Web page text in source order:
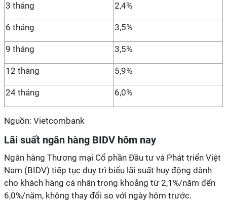
3 tháng 2,4%
6 tháng 3,5%
9 tháng 3,5%
12 tháng 5,9%
24 tháng 6,0%
Nguồn: Vietcombank
Lãi suất ngân hàng BIDV hôm nay
Ngân hàng Thương mại Cổ phần Đầu tư và Phát triển Việt
Nam (BIDV) tiếp tục duy trì biểu lãi suất huy động dành
cho khách hàng cá nhân trong khoảng từ 2,1%/năm đến
6,0%/năm, không thay đổi so với ngày hôm trước.